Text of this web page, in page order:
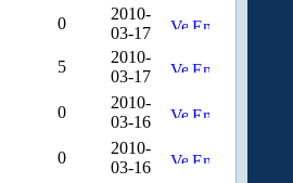
0
2010-
03-17
5
2010-
03-17
0
2010-
03-16
0
2010-
03-16